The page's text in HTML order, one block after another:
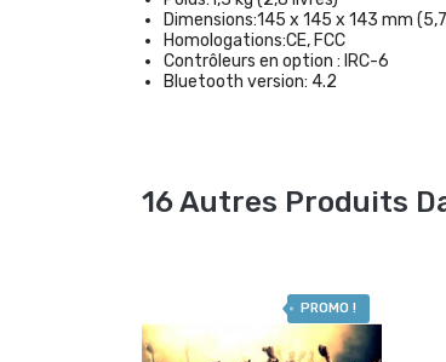
Dimensions:145 x 145 x 143 mm
Homologations:CE, FCC
Contrôleurs en option : IRC-6
Bluetooth version: 4.2
16 Autres Produits
PROMO !